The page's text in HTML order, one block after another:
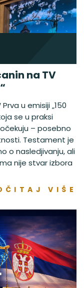
na TV
u emisiji „150
se u praksi
– posebno
Testament je
o nasledjivanju, ali
nije stvar izbora
VIŠE